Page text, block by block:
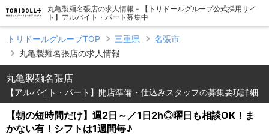
丸亀製麺名張店の求人情報 - 【トリドールグループ公式採用サイ
ト】アルバイト・パート募集中
トリドールグループTOP 三重県
名張市
丸亀製麺名張店の求人情報
丸亀製麺名張店
【アルバイト・パート】開店準備・仕込みスタッフの募集要項詳細
【朝の短時間だけ】週2日～／1日2h◎曜日も相談OK！ま
かない有！シフトは1週間毎♪